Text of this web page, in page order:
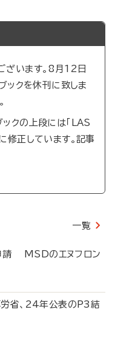
ざいます。8月12日
ックを休刊に致しま
クの上段には「LAS
修正しています。記事
一覧
請 MSDのエヌフロン
省、24年公表のP3結